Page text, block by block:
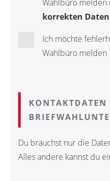
Wahlbüro melden
korrekten
Ich möchte
Wahlbüro melden
KONTAKTDATEN
Du brauchst nur die
Alles andere kannst du